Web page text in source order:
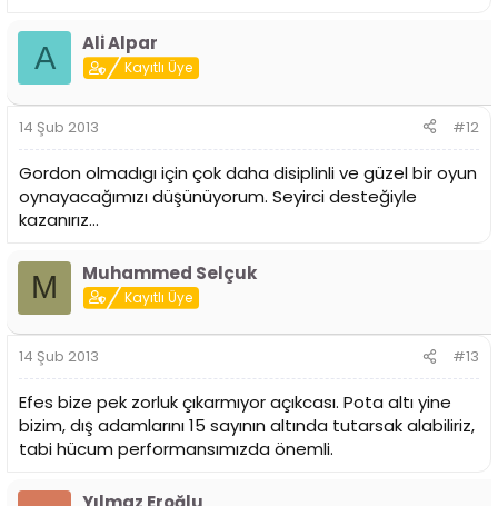
A Ali Alpar
Kayıtlı Üye
14 Şub 2013 #12
Gordon olmadıgı için çok daha disiplinli ve güzel bir oyun
oynayacağımızı düşünüyorum. Seyirci desteğiyle
kazanırız...
M Muhammed Selçuk
Kayıtlı Üye
14 Şub 2013 #13
Efes bize pek zorluk çıkarmıyor açıkcası. Pota altı yine
bizim, dış adamlarını 15 sayının altında tutarsak alabiliriz,
tabi hücum performansımızda önemli.